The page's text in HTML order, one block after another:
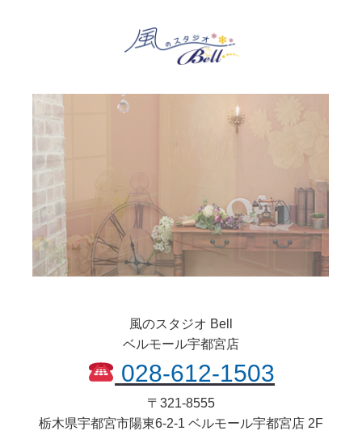
風のスタジオ Bell
ベルモール宇都宮店
028-612-1503
〒 321-8555
栃木県宇都宮市陽東6-2-1 ベルモール宇都宮店 2F